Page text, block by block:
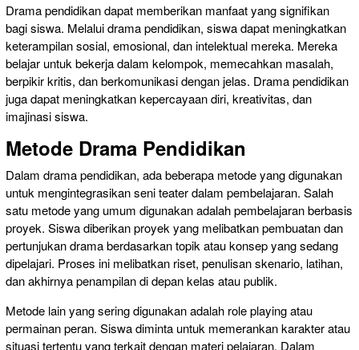
Drama pendidikan dapat memberikan manfaat yang signifikan
bagi siswa. Melalui drama pendidikan, siswa dapat meningkatkan
keterampilan sosial, emosional, dan intelektual mereka. Mereka
belajar untuk bekerja dalam kelompok, memecahkan masalah,
berpikir kritis, dan berkomunikasi dengan jelas. Drama pendidikan
juga dapat meningkatkan kepercayaan diri, kreativitas, dan
imajinasi siswa.
Metode Drama Pendidikan
Dalam drama pendidikan, ada beberapa metode yang digunakan
untuk mengintegrasikan seni teater dalam pembelajaran. Salah
satu metode yang umum digunakan adalah pembelajaran berbasis
proyek. Siswa diberikan proyek yang melibatkan pembuatan dan
pertunjukan drama berdasarkan topik atau konsep yang sedang
dipelajari. Proses ini melibatkan riset, penulisan skenario, latihan,
dan akhirnya penampilan di depan kelas atau publik.
Metode lain yang sering digunakan adalah role playing atau
permainan peran. Siswa diminta untuk memerankan karakter atau
situasi tertentu yang terkait dengan materi pelajaran. Dalam